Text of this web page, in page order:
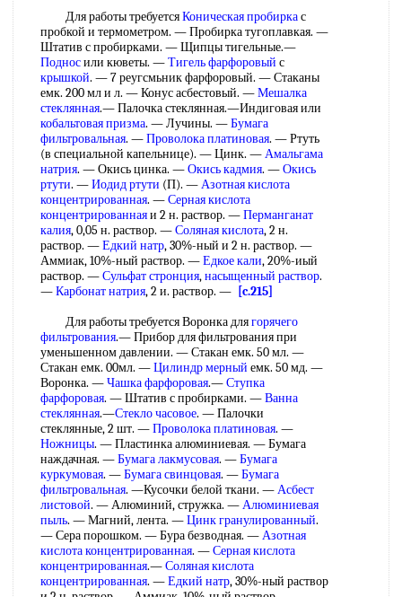
Для работы требуетсяКоническая пробиркас
пробкой и термометром. — Пробирка тугоплавкая. —
Штатив с пробирками. — Щипцы тигельные.—
Подносили кюветы. —Тигель фарфоровый с
крышкой. — 7 реугсмьник фарфоровый. — Стаканы
емк. 200 мл и л. — Конус асбестовый. —Мешалка
стеклянная.— Палочка стеклянная.—Индиговая или
кобальтовая призма. — Лучины. —Бумага
фильтровальная. —Проволока платиновая. — Ртуть
(в специальной капельнице). — Цинк. —Амальгама
натрия. — Окись цинка. —Окись кадмия. —Окись
ртути. —Иодид ртути (П). —Азотная кислота
концентрированная. —Серная кислота
концентрированнаяи 2 н. раствор. —Перманганат
калия, 0,05 н. раствор. —Соляная кислота, 2 н.
раствор. —Едкий натр, 30%-ный и 2 н. раствор. —
Аммиак, 10%-ный раствор. —Едкое кали, 20%-иый
раствор. —Сульфат стронция,насыщенный раствор.
—Карбонат натрия, 2 и. раствор. — [c.215]
Для работы требуется Воронка длягорячего
фильтрования.— Прибор для фильтрования при
уменьшенном давлении. — Стакан емк. 50 мл. —
Стакан емк. 00мл. —Цилиндр мерный емк. 50 мд. —
Воронка. —Чашка фарфоровая.—Ступка
фарфоровая. — Штатив с пробирками. —Ванна
стеклянная.—Стекло часовое. — Палочки
стеклянные, 2 шт. —Проволока платиновая. —
Ножницы. — Пластинка алюминиевая. — Бумага
наждачная. —Бумага лакмусовая. —Бумага
куркумовая. —Бумага свинцовая. —Бумага
фильтровальная. —Кусочки белой ткани. —Асбест
листовой. — Алюминий, стружка. —Алюминиевая
пыль. — Магний, лента. —Цинк гранулированный.
— Сера порошком. — Бура безводная. —Азотная
кислота концентрированная. —Серная кислота
концентрированная.—Соляная кислота
концентрированная. —Едкий натр, 30%-ный раствор